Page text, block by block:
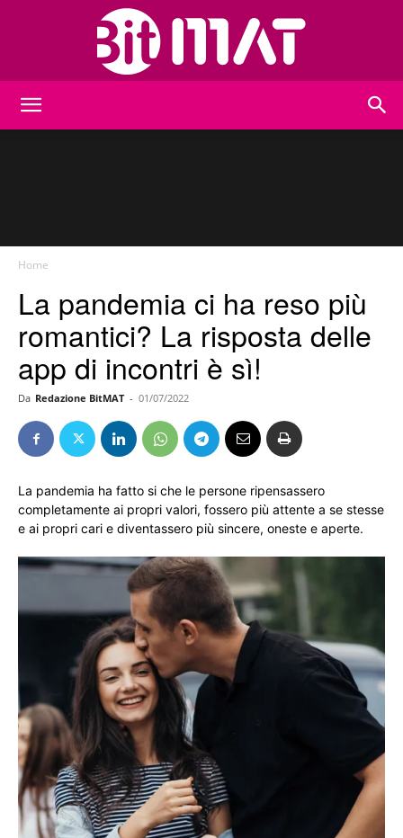
Home
La pandemia ci ha reso più
romantici? La risposta delle
app di incontri è sì!
Da Redazione BitMAT - 01/07/2022
La pandemia ha fatto si che le persone ripensassero
completamente ai propri valori, fossero più attente a se stesse
e ai propri cari e diventassero più sincere, oneste e aperte.